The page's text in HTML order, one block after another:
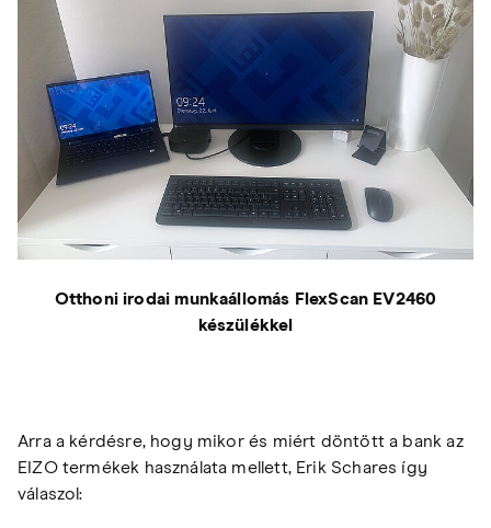
Otthoni irodai munkaállomás FlexScan EV2460
készülékkel
Arra a kérdésre, hogy mikor és miért döntött a bank az
EIZO termékek használata mellett, Erik Schares így
válaszol: